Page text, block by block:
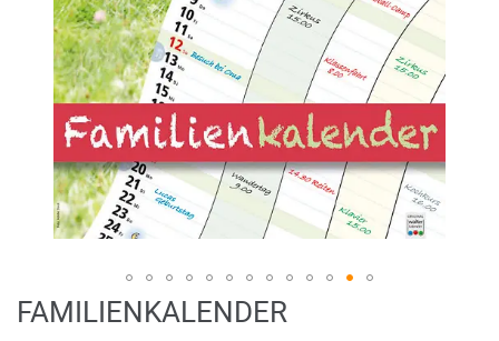
Zum
Anfang
FAMILIENKALENDER